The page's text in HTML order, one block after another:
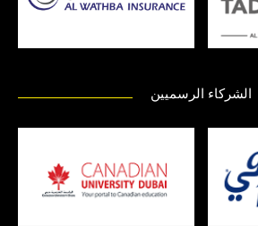
الشركاء الرسميين